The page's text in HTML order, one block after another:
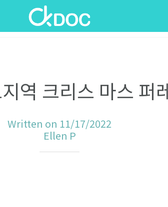
역 크리스 마스 퍼
Written on 11/17/2022
Ellen P